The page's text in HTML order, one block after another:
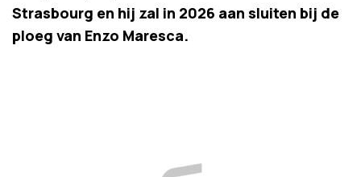
Strasbourg en hij zal in 2026 aan sluiten bij de
ploeg van Enzo Maresca.